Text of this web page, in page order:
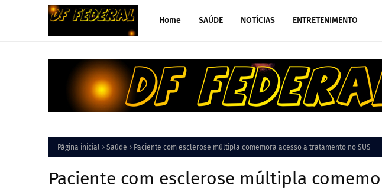
Home SAÚDE NOTÍCIAS ENTRETENIMENTO
Página inicial Saúde Paciente com esclerose múltipla comemora acesso a tratamento no SUS
Paciente com esclerose múltipla